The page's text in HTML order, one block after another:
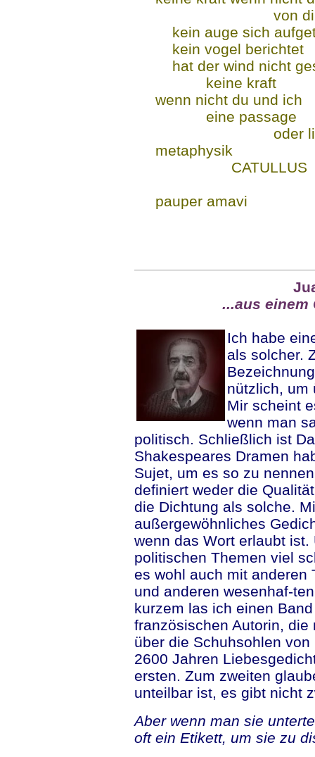
von dir
kein auge sich
kein vogel berichtet
hat der wind nicht
keine kraft
wenn nicht du und ich
eine passage
oder
metaphysik
CATULLUS
pauper amavi
...aus einem
Ich habe
als solcher.
nützlich, um
Mir scheint
wenn man
politisch. Schließlich ist
Shakespeares Dramen
Sujet, um es so zu
definiert weder die
die Dichtung als solche.
außergewöhnliches
wenn das Wort erlaubt
politischen Themen viel
es wohl auch mit anderen
und anderen wesenhaf-
kurzem las ich einen
französischen Autorin,
über die Schuhsohlen
2600 Jahren
ersten. Zum zweiten
unteilbar ist, es gibt nicht
Aber wenn man sie
oft ein Etikett, um sie zu